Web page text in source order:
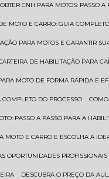
OBTER CNH PARA MOTOS: PASSO
MOTO E CARRO: GUIA
PARA MOTOS E GARANTIR
DE HABILITAÇÃO PARA
MOTO DE FORMA RÁPIDA E
COMPLETO DO PROCESSO
PASSO A PASSO PARA A
MOTO E CARRO E ESCOLHA A
OPORTUNIDADES PROFISSIONAIS
DESCUBRA O PREÇO DA